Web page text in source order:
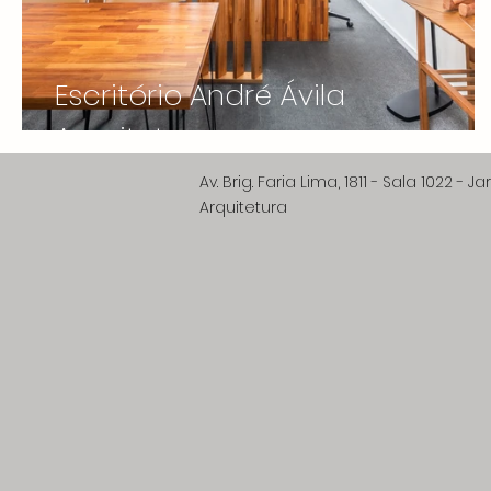
Escritório André Ávila
Arquitetura
Av. Brig. Faria Lima,
Arquitetura